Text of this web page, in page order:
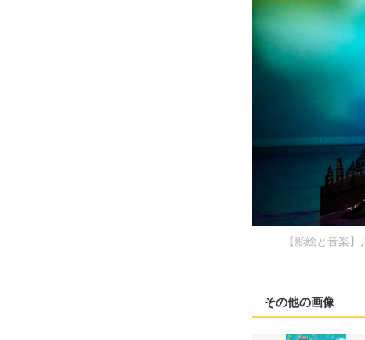
【影絵と音楽
その他の画像